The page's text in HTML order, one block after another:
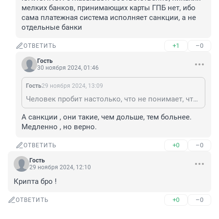
мелких банков, принимающих карты ГПБ нет, ибо
сама платежная система исполняет санкции, а не
отдельные банки
ОТВЕТИТЬ +1 –0
Гость
30 ноября 2024, 01:46
Гость29 ноября 2024, 13:09
Человек пробит настолько, что не понимает, что это не БАНКИ отказывают в транзакции. Это САМА ЮНИОНПЭЙ отказывает. Соответственно, никаких мелких банков, принимающих карты ГПБ нет, ибо сама платежная система исполняет санкции, а не отдельные банки
А санкции , они такие, чем дольше, тем больнее.
Медленно , но верно.
ОТВЕТИТЬ +0 –0
Гость
29 ноября 2024, 12:10
Крипта бро !
ОТВЕТИТЬ +0 –0